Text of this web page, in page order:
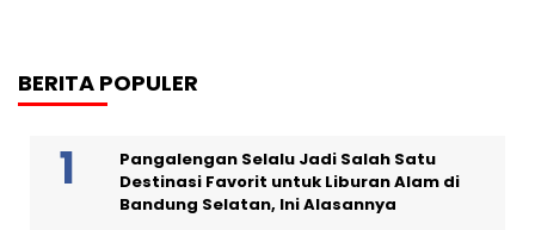
BERITA POPULER
Pangalengan Selalu Jadi Salah Satu
Destinasi Favorit untuk Liburan Alam di
Bandung Selatan, Ini Alasannya